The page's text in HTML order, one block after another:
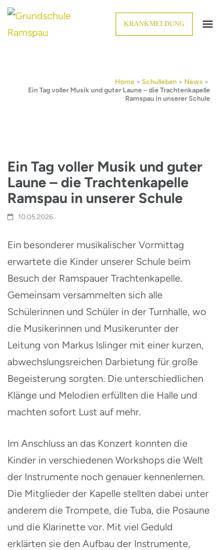
KRANKMELDUNG
Home > Schulleben > News >
Ein Tag voller Musik und guter Laune – die Trachtenkapelle
Ramspau in unserer Schule
Ein Tag voller Musik und guter
Laune – die Trachtenkapelle
Ramspau in unserer Schule
10.05.2026
Ein besonderer musikalischer Vormittag
erwartete die Kinder unserer Schule beim
Besuch der Ramspauer Trachtenkapelle.
Gemeinsam versammelten sich alle
Schülerinnen und Schüler in der Turnhalle, wo
die Musikerinnen und Musikerunter der
Leitung von Markus Islinger mit einer kurzen,
abwechslungsreichen Darbietung für große
Begeisterung sorgten. Die unterschiedlichen
Klänge und Melodien erfüllten die Halle und
machten sofort Lust auf mehr.
Im Anschluss an das Konzert konnten die
Kinder in verschiedenen Workshops die Welt
der Instrumente noch genauer kennenlernen.
Die Mitglieder der Kapelle stellten dabei unter
anderem die Trompete, die Tuba, die Posaune
und die Klarinette vor. Mit viel Geduld
erklärten sie den Aufbau der Instrumente,